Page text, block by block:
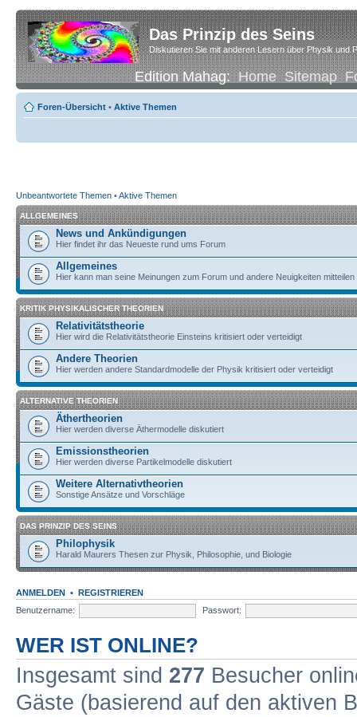
Das Prinzip des Seins
Diskutieren Sie mit anderen Lesern über Physik und
Edition Mahag:Home Sitemap
Foren-Übersicht • Aktive Themen
Unbeantwortete Themen •Aktive Themen
ALLGEMEINES
News und Ankündigungen
Hier findet ihr das Neueste rund ums Forum
Allgemeines
Hier kann man seine Meinungen zum Forum und andere Neuigkeiten mitteilen
KRITIK PHYSIKALISCHER THEORIEN
Relativitätstheorie
Hier wird die Relativitätstheorie Einsteins kritisiert oder verteidigt
Andere Theorien
Hier werden andere Standardmodelle der Physik kritisiert oder verteidigt
ALTERNATIVE THEORIEN
Äthertheorien
Hier werden diverse Äthermodelle diskutiert
Emissionstheorien
Hier werden diverse Partikelmodelle diskutiert
Weitere Alternativtheorien
Sonstige Ansätze und Vorschläge
DAS PRINZIP DES SEINS
Philophysik
Harald Maurers Thesen zur Physik, Philosophie, und Biologie
ANMELDEN • REGISTRIEREN
Benutzername:
Passwort:
WER IST ONLINE?
Insgesamt sind 277 Besucher
Gäste (basierend auf den aktiven